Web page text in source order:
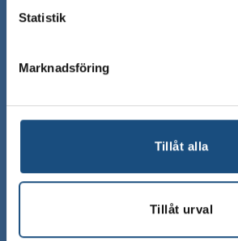
Statistik
Marknadsföring
Tillåt alla
Tillåt urval
Hitta hit
Info